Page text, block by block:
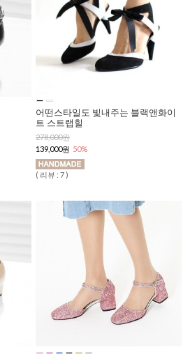
어떤스타일도 빛내주는 블랙앤화이
트 스트랩힐
278,000원
139,000원 50%
( 리뷰 : 7 )